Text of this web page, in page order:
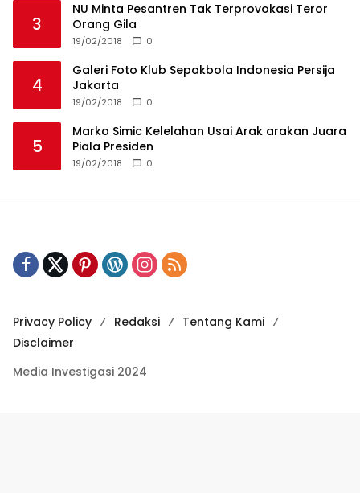
3
NU Minta Pesantren Tak Terprovokasi Teror
Orang Gila
19/02/2018 0
4
Galeri Foto Klub Sepakbola Indonesia Persija
Jakarta
19/02/2018 0
5
Marko Simic Kelelahan Usai Arak arakan Juara
Piala Presiden
19/02/2018 0
Privacy Policy Redaksi
Tentang Kami
Disclaimer
Media Investigasi 2024